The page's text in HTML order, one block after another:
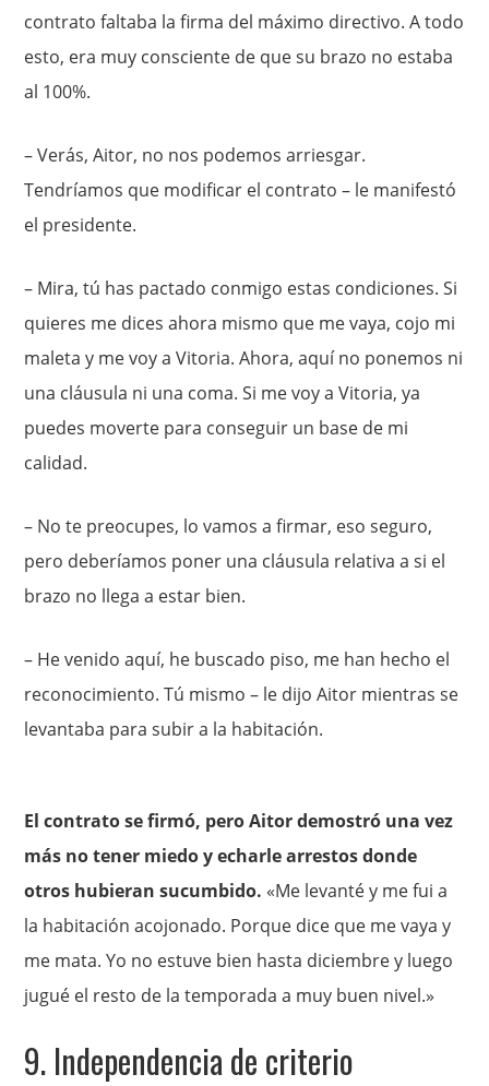
contrato faltaba la firma del máximo directivo. A todo
esto, era muy consciente de que su brazo no estaba
al 100%.
– Verás, Aitor, no nos podemos arriesgar.
Tendríamos que modificar el contrato – le manifestó
el presidente.
– Mira, tú has pactado conmigo estas condiciones. Si
quieres me dices ahora mismo que me vaya, cojo mi
maleta y me voy a Vitoria. Ahora, aquí no ponemos ni
una cláusula ni una coma. Si me voy a Vitoria, ya
puedes moverte para conseguir un base de mi
calidad.
– No te preocupes, lo vamos a firmar, eso seguro,
pero deberíamos poner una cláusula relativa a si el
brazo no llega a estar bien.
– He venido aquí, he buscado piso, me han hecho el
reconocimiento. Tú mismo – le dijo Aitor mientras se
levantaba para subir a la habitación.
El contrato se firmó, pero Aitor demostró una vez
más no tener miedo y echarle arrestos donde
otros hubieran sucumbido. «Me levanté y me fui a
la habitación acojonado. Porque dice que me vaya y
me mata. Yo no estuve bien hasta diciembre y luego
jugué el resto de la temporada a muy buen nivel.»
9. Independencia de criterio